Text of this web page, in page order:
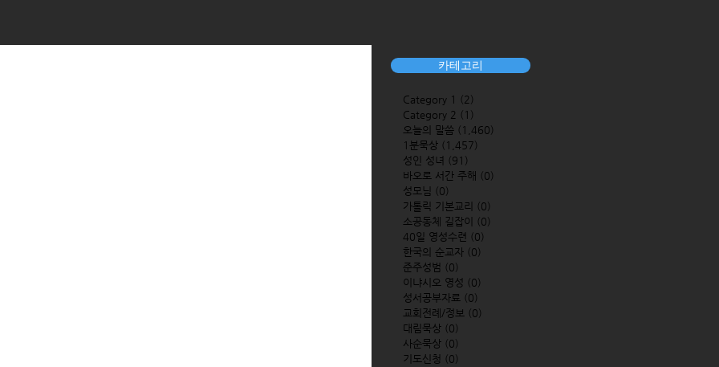
카테고리
Category 1 (2)
Category 2 (1)
오늘의 말씀 (1,460)
1분묵상 (1,457)
성인 성녀 (91)
바오로 서간 주해 (0)
성모님 (0)
가톨릭 기본교리 (0)
소공동체 길잡이
(0)
40일 영성수련 (0)
한국의 순교자 (0)
준주성범 (0)
이냐시오 영성 (0)
성서공부자료 (0)
교회전례/정보 (0)
대림묵상 (0)
사순묵상 (0)
기도신청 (0)